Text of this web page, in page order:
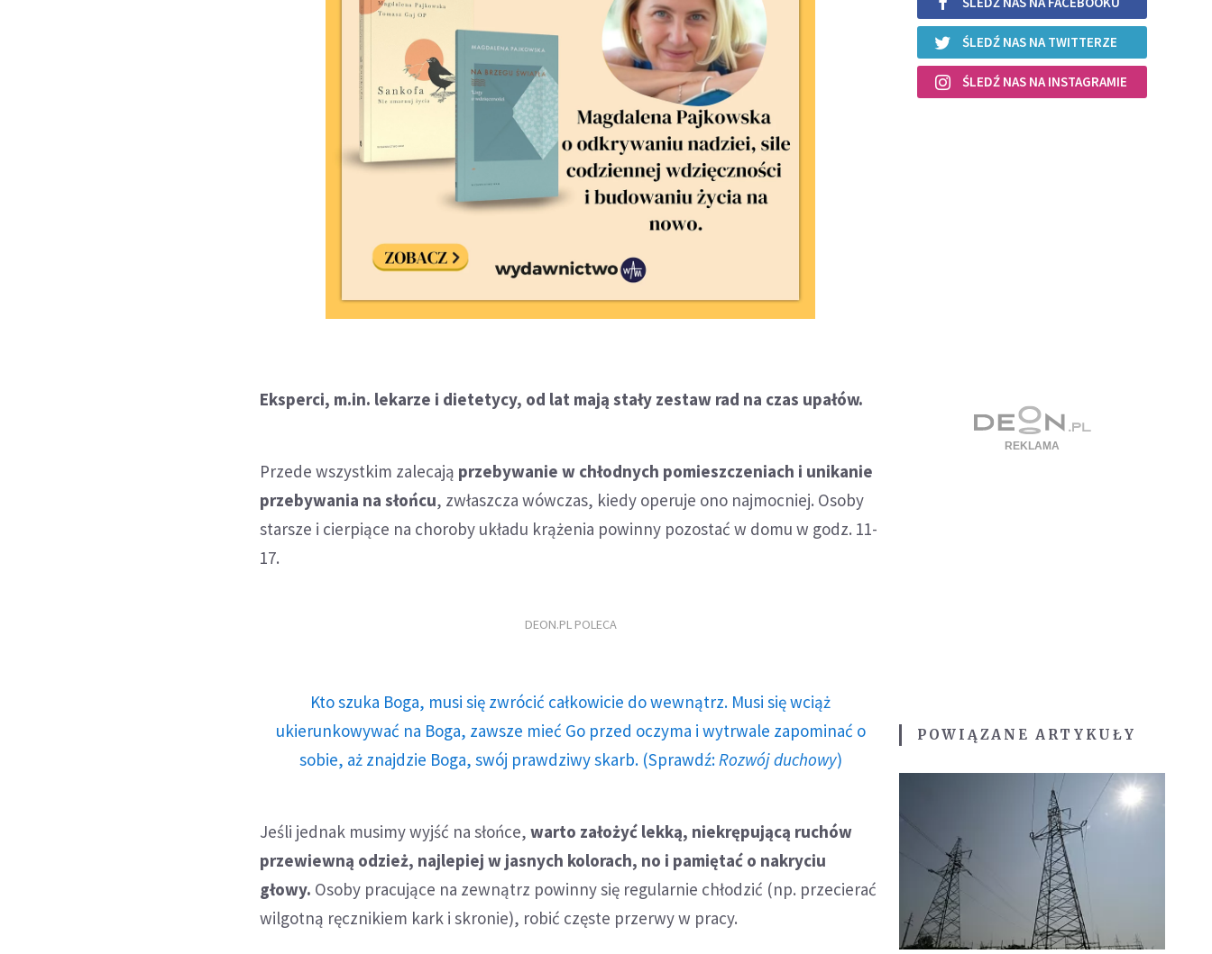
Eksperci, m.in. lekarze i dietetycy, od lat mają stały zestaw rad na czas upałów.
Przede wszystkim zalecają przebywanie w chłodnych pomieszczeniach i unikanie
przebywania na słońcu, zwłaszcza wówczas, kiedy operuje ono najmocniej. Osoby
starsze i cierpiące na choroby układu krążenia powinny pozostać w domu w godz. 11-
17.
DEON.PL POLECA
Kto szuka Boga, musi się zwrócić całkowicie do wewnątrz. Musi się wciąż
ukierunkowywać na Boga, zawsze mieć Go przed oczyma i wytrwale zapominać o
sobie, aż znajdzie Boga, swój prawdziwy skarb. (Sprawdź: Rozwój duchowy)
Jeśli jednak musimy wyjść na słońce,warto założyć lekką, niekrępującą ruchów
przewiewną odzież, najlepiej w jasnych kolorach, no i pamiętać o nakryciu
głowy. Osoby pracujące na zewnątrz powinny się regularnie chłodzić (np. przecierać
wilgotną ręcznikiem kark i skronie), robić częste przerwy w pracy.
ŚLEDŹ NAS NA TWITTERZE
ŚLEDŹ NAS NA INSTAGRAMIE
POWIĄZANE ARTYKUŁY